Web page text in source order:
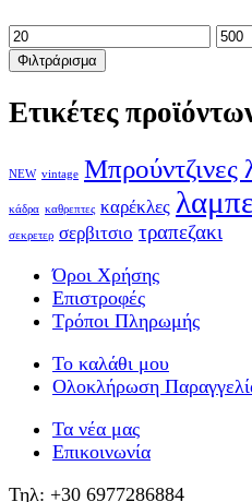
Φιλτράρισμα
Ετικέτες
NEW vintage Μπρούντζινες
κάδρα καθρεπτες καρέκλες
σεκρετερ σερβιτσιο τραπεζακι
Όροι Χρήσης
Επιστροφές
Τρόποι Πληρωμής
Το καλάθι μου
Ολοκλήρωση
Τα νέα μας
Επικοινωνία
Τηλ: +30 6977286884